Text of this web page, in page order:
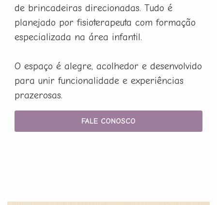
de brincadeiras direcionadas. Tudo é
planejado por fisioterapeuta com formação
especializada na área infantil.
O espaço é alegre, acolhedor e desenvolvido
para unir funcionalidade e experiências
prazerosas.
FALE CONOSCO